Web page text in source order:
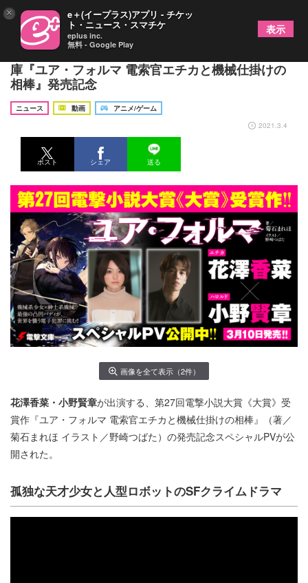
花澤香菜×小野賢章のスペシャルPVが公開 電撃文
庫『ユア・フォルマ 電索官エチカと機械仕掛けの
相棒』発売記念
ニュース 動画
アニメ/ゲーム
2021.3.4
ポスト シェア 送る
画像を全て表示（2件）
花澤香菜・小野賢章が出演する、第27回電撃小説大賞《大賞》受
賞作『ユア・フォルマ 電索官エチカと機械仕掛けの相棒』（著／
菊石まれほ イラスト／野崎つばた）の発売記念スペシャルPVが公
開された。
孤独な天才少女と人型ロボットのSFクライムドラマ
× e＋(イープラス)アプリ - チケッ
ト・ニュース・スマチケ
eplus inc.
無料 - Google Play
表示